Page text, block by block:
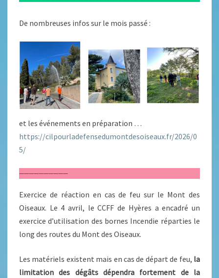
De nombreuses infos sur le mois passé :
et les événements en préparation …
https://cilpourladefensedumontdesoiseaux.fr/2026/0
5/
——————————
Exercice de réaction en cas de feu sur le Mont des
Oiseaux. Le 4 avril, le CCFF de Hyères a encadré un
exercice d’utilisation des bornes Incendie réparties le
long des routes du Mont des Oiseaux.
Les matériels existent mais en cas de départ de feu, la
limitation des dégâts dépendra fortement de la